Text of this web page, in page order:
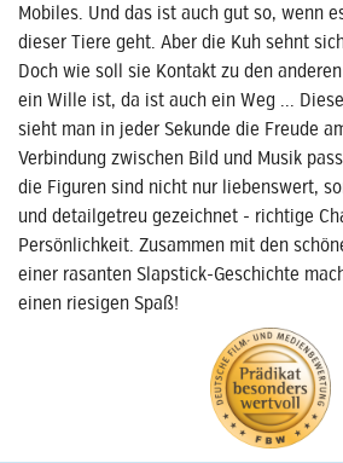
Mobiles. Und das ist auch gut so, wenn
dieser Tiere geht. Aber die Kuh sehnt
Doch wie soll sie Kontakt zu den
ein Wille ist, da ist auch ein Weg ...
sieht man in jeder Sekunde die Freude
Verbindung zwischen Bild und Musik
die Figuren sind nicht nur liebenswert,
und detailgetreu gezeichnet - richtige
Persönlichkeit. Zusammen mit den
einer rasanten Slapstick-Geschichte
einen riesigen Spaß!